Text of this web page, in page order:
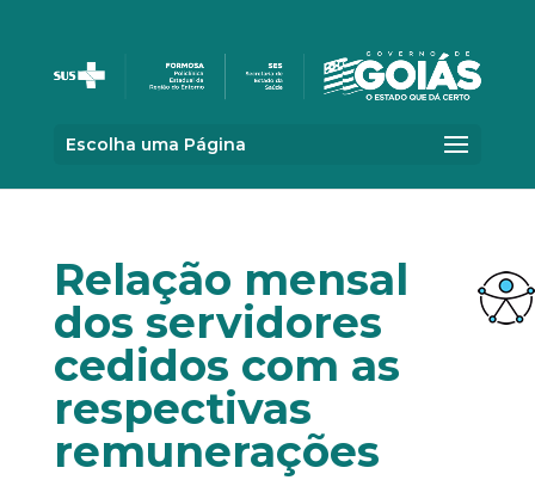
Escolha uma Página
Relação mensal
dos servidores
cedidos com as
respectivas
remunerações